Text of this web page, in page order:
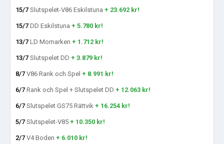
15/7 Slutspelet-V86 Eskilstuna + 23.692 kr!
15/7 DD Eskilstuna + 5.780 kr!
13/7 LD Momarken + 1.712 kr!
13/7 Slutspelet DD + 3.879 kr!
8/7 V86 Rank och Spel + 8.991 kr!
6/7 Rank och Spel + Slutspelet DD + 12.063 kr!
6/7 Slutspelet GS75 Rättvik + 16.254 kr!
5/7 Slutspelet-V85 + 10.350 kr!
2/7 V4 Boden + 6.010 kr!